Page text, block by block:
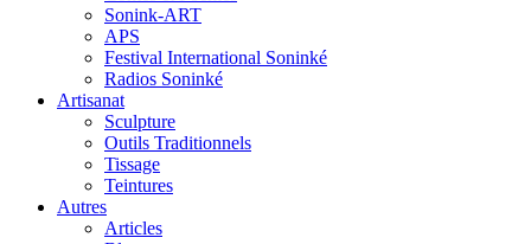
Sonink-ART
APS
Festival International Soninké
Radios Soninké
Artisanat
Sculpture
Outils Traditionnels
Tissage
Teintures
Autres
Articles